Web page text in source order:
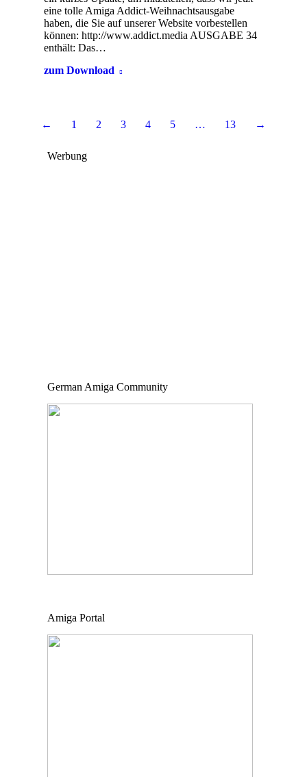
eine tolle Amiga Addict-Weihnachtsausgabe
haben, die Sie auf unserer Website vorbestellen
können: http://www.addict.media AUSGABE 34
enthält: Das…
zum Download
← 1 2 3 4 5 … 13 →
Werbung
German Amiga Community
Amiga Portal